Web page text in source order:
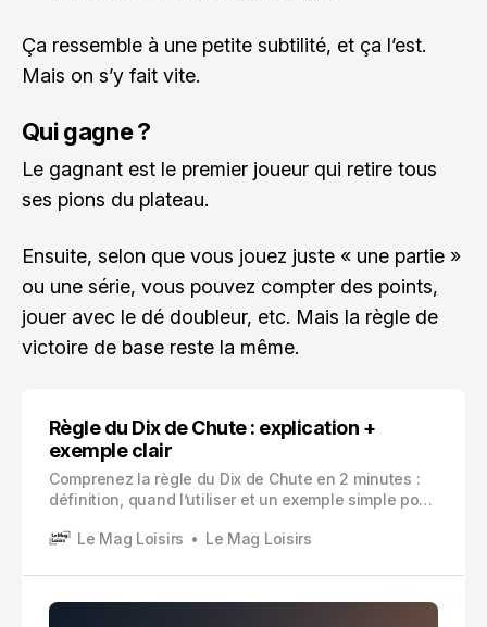
Ça ressemble à une petite subtilité, et ça l’est.
Mais on s’y fait vite.
Qui gagne ?
Le gagnant est le premier joueur qui retire tous
ses pions du plateau.
Ensuite, selon que vous jouez juste « une partie »
ou une série, vous pouvez compter des points,
jouer avec le dé doubleur, etc. Mais la règle de
victoire de base reste la même.
Règle du Dix de Chute : explication +
exemple clair
Comprenez la règle du Dix de Chute en 2 minutes :
définition, quand l’utiliser et un exemple simple pour
Le Mag Loisirs
Le Mag Loisirs